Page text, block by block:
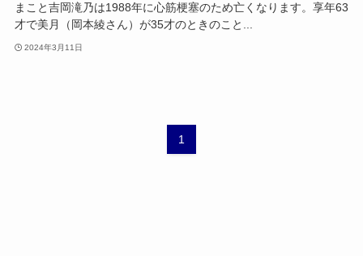
まこと吉岡滝乃は1988年に心筋梗塞のため亡くなります。享年63
才で美月（岡本綾さん）が35才のときのこと...
2024年3月11日
1